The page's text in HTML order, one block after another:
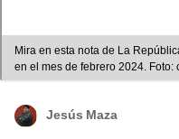
Mira en esta nota de La
en el mes de febrero 2024. Foto:
Jesús Maza